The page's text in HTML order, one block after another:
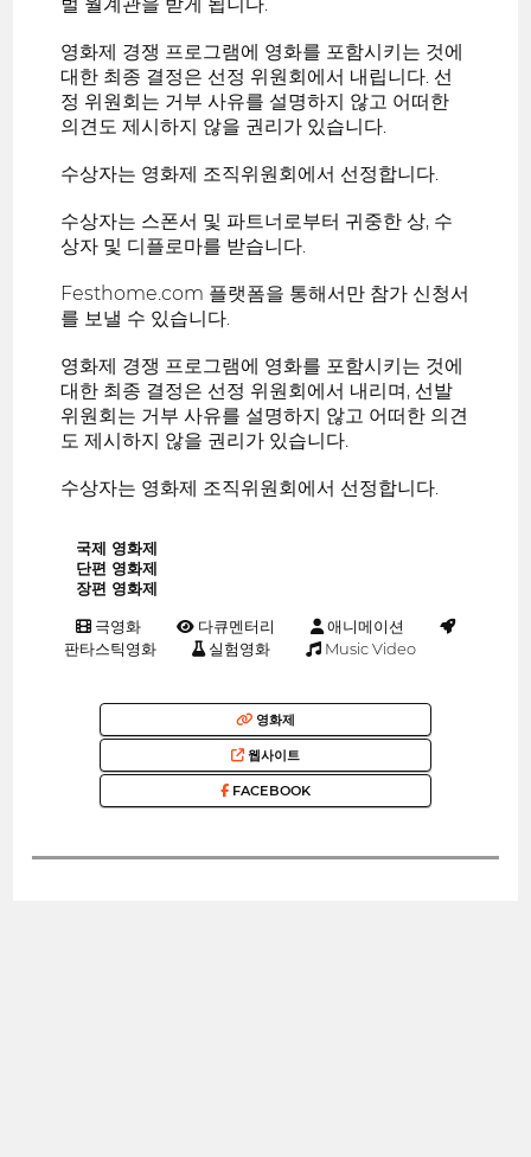
벌 월계관을 받게 됩니다.
영화제 경쟁 프로그램에 영화를 포함시키는 것에
대한 최종 결정은 선정 위원회에서 내립니다. 선
정 위원회는 거부 사유를 설명하지 않고 어떠한
의견도 제시하지 않을 권리가 있습니다.
수상자는 영화제 조직위원회에서 선정합니다.
수상자는 스폰서 및 파트너로부터 귀중한 상, 수
상자 및 디플로마를 받습니다.
Festhome.com 플랫폼을 통해서만 참가 신청서
를 보낼 수 있습니다.
영화제 경쟁 프로그램에 영화를 포함시키는 것에
대한 최종 결정은 선정 위원회에서 내리며, 선발
위원회는 거부 사유를 설명하지 않고 어떠한 의견
도 제시하지 않을 권리가 있습니다.
수상자는 영화제 조직위원회에서 선정합니다.
국제 영화제
단편 영화제
장편 영화제
극영화 다큐멘터리
애니메이션
판타스틱영화
실험영화 Music Video
영화제
웹사이트
FACEBOOK